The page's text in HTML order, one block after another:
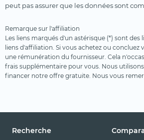
peut pas assurer que les données sont
Remarque sur l'affiliation
Les liens marqués d'un astérisque (*) sont des
liens d'affiliation. Si vous achetez ou concluez
une rémunération du fournisseur. Cela
frais supplémentaire pour vous. Nous
financer notre offre gratuite. Nous vous
Recherche